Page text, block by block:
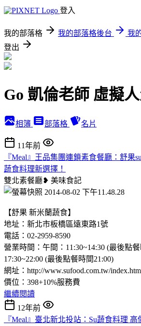
登入
我的部落格 我的部落格後台
我
登出
Go 凱倫老師 虛擬
相簿 部落格 名片
11年前
『Meal』王品集團連鎖素食餐廳：舒果
蔬食料理新選擇！
雙北素餐廳❥ 美味食記
【舒果 新米蘭蔬食】
地址：新北市板橋區遠東路1號
電話：02-2959-8590
營業時間：午間：11:30~14:30 (最後點餐
17:30~22:00 (最後點餐時間21:00)
網址：http://www.sufood.com.tw/
價位：398+10%服務費
繼續閱讀
12年前
『Meal』臺北新北投站：Su蔬食料理